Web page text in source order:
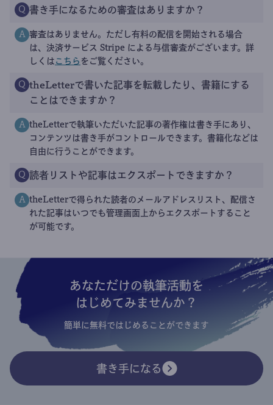
Q 書き手になるための審査はありますか？
A 審査はありません。ただし有料の配信を開始される場合
は、決済サービス Stripe による与信審査がございます。詳
しくは こちら をご覧ください。
Q theLetterで書いた記事を転載したり、書籍にする
ことはできますか？
A theLetterで執筆いただいた記事の著作権は書き手にあり、
コンテンツは書き手がコントロールできます。書籍化などは
自由に行うことができます。
Q 読者リストや記事はエクスポートできますか？
A theLetterで得られた読者のメールアドレスリスト、配信さ
れた記事はいつでも管理画面上からエクスポートすること
が可能です。
あなただけの執筆活動を
はじめてみませんか？
簡単に無料ではじめることができます
書き手になる